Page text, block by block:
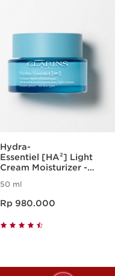
Hydra-
Essentiel [HA²] Light
Cream Moisturizer -
50 ml
Rp 980.000